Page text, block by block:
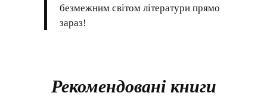
безмежним світом літератури прямо
зараз!
Рекомендовані книги